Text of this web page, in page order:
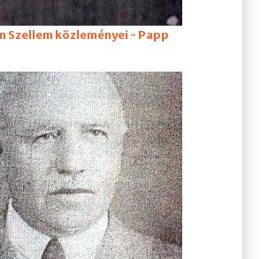
Szellem közleményei - Papp